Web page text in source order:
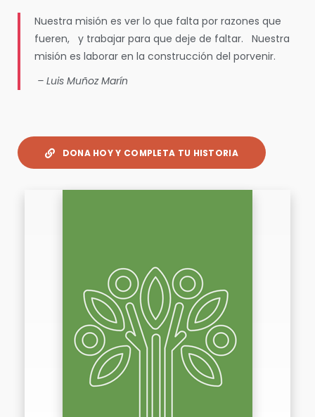
Nuestra misión es ver lo que falta por razones que
fueren, y trabajar para que deje de faltar. Nuestra
misión es laborar en la construcción del porvenir.
– Luis Muñoz Marín
DONA HOY Y COMPLETA TU HISTORIA